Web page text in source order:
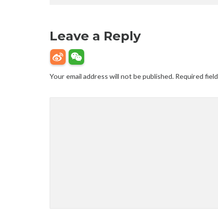
Leave a Reply
Your email address will not be published. Required